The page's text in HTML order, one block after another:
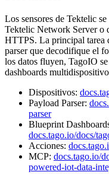
Los sensores de Tektelic
Tektelic Network Server o
HTTPS. La principal tarea
parser que decodifique el
los datos fluyen, TagoIO
dashboards
Dispositivos:
Payload Parser:
parser
Blueprint
docs.tago.io/docs/
Acciones:
MCP: docs.tago.io/
powered-iot-data-